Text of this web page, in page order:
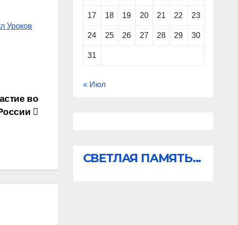
Уроков
во
17 18 19 20 21 22 23
24 25 26 27 28 29 30
31
« Июл
СВЕТЛАЯ ПАМЯТЬ...